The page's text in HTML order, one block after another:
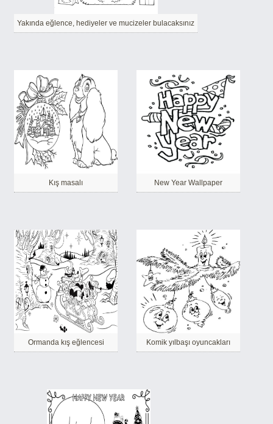
Yakında eğlence, hediyeler ve mucizeler bulacaksınız
Kış masalı New Year Wallpaper
Ormanda kış eğlencesi Komik yılbaşı oyuncakları